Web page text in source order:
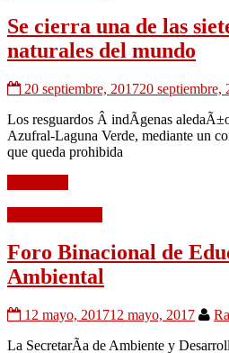
Se cierra una de las
naturales del mundo
20 septiembre, 201720 septiembre,
Los resguardos Â indÃ­genas
Azufral-Laguna Verde, mediante un
que queda prohibida
Foro Binacional de
Ambiental
12 mayo, 201712 mayo, 2017
La SecretarÃ­a de Ambiente y